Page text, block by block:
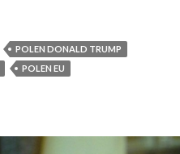
POLEN DONALD TRUMP
POLEN EU